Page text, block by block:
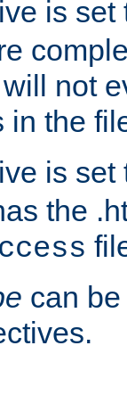
is
not
in the
is
the
can